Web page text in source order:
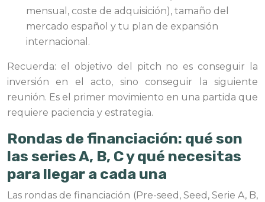
mensual, coste de adquisición), tamaño del
mercado español y tu plan de expansión
internacional.
Recuerda: el objetivo del pitch no es conseguir la
inversión en el acto, sino conseguir la siguiente
reunión. Es el primer movimiento en una partida que
requiere paciencia y estrategia.
Rondas de financiación: qué son
las series A, B, C y qué necesitas
para llegar a cada una
Las rondas de financiación (Pre-seed, Seed, Serie A, B,